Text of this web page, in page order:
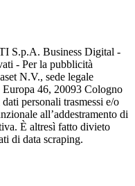
S.p.A. Business Digital -
- Per la pubblicità
N.V., sede legale
46, 20093 Cologno
personali trasmessi e/o
all’addestramento di
È altresì fatto divieto
di data scraping.